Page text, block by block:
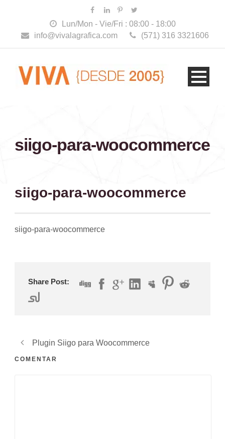
Lun/Mon - Vie/Fri : 08:00 - 18:00
info@vivalagrafica.com
(571) 316 3321606
siigo-para-woocommerce
siigo-para-woocommerce
siigo-para-woocommerce
Share Post:
Plugin Siigo para Woocommerce
COMENTAR